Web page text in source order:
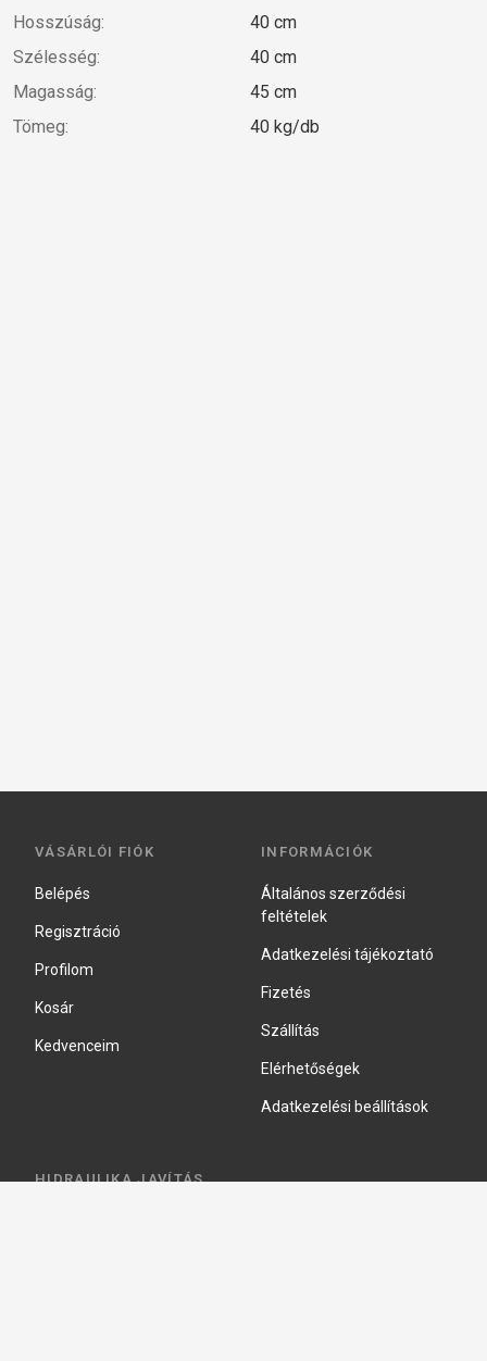
Hosszúság:
40 cm
Szélesség:
40 cm
Magasság:
45 cm
Tömeg:
40 kg/db
VÁSÁRLÓI FIÓK
Belépés
Regisztráció
Profilom
Kosár
Kedvenceim
INFORMÁCIÓK
Általános szerződési
feltételek
Adatkezelési tájékoztató
Fizetés
Szállítás
Elérhetőségek
Adatkezelési beállítások
HIDRAULIKA JAVÍTÁS